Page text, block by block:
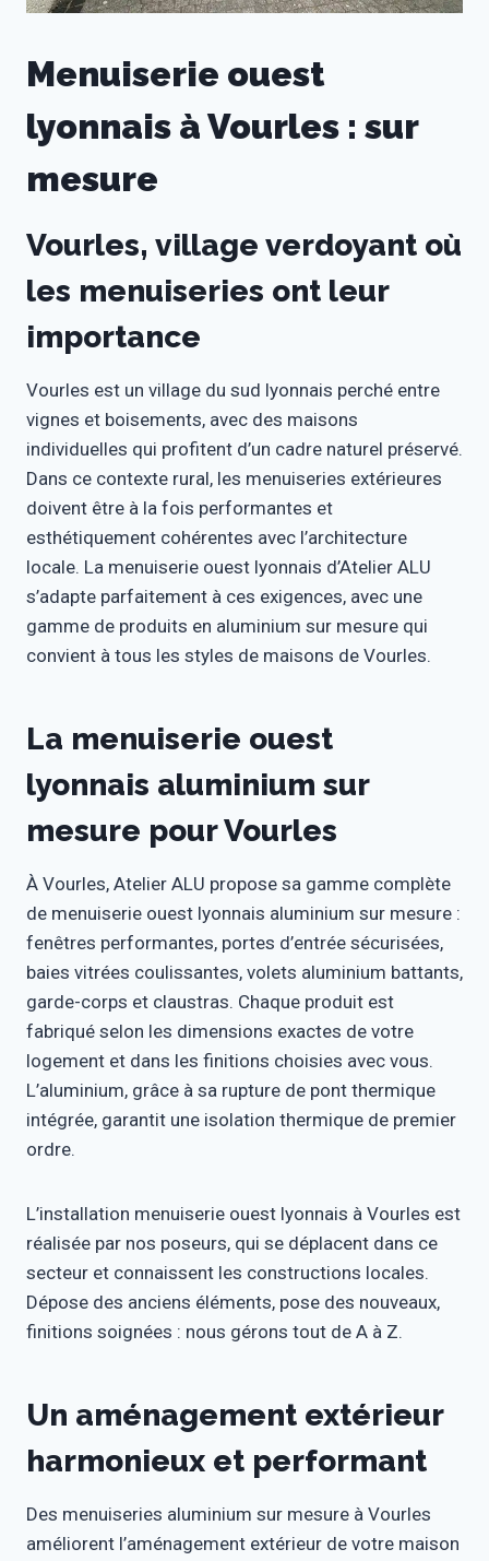
Menuiserie ouest
lyonnais à Vourles : sur
mesure
Vourles, village verdoyant où
les menuiseries ont leur
importance
Vourles est un village du sud lyonnais perché entre
vignes et boisements, avec des maisons
individuelles qui profitent d’un cadre naturel préservé.
Dans ce contexte rural, les menuiseries extérieures
doivent être à la fois performantes et
esthétiquement cohérentes avec l’architecture
locale. La menuiserie ouest lyonnais d’Atelier ALU
s’adapte parfaitement à ces exigences, avec une
gamme de produits en aluminium sur mesure qui
convient à tous les styles de maisons de Vourles.
La menuiserie ouest
lyonnais aluminium sur
mesure pour Vourles
À Vourles, Atelier ALU propose sa gamme complète
de menuiserie ouest lyonnais aluminium sur mesure :
fenêtres performantes, portes d’entrée sécurisées,
baies vitrées coulissantes, volets aluminium battants,
garde-corps et claustras. Chaque produit est
fabriqué selon les dimensions exactes de votre
logement et dans les finitions choisies avec vous.
L’aluminium, grâce à sa rupture de pont thermique
intégrée, garantit une isolation thermique de premier
ordre.
L’installation menuiserie ouest lyonnais à Vourles est
réalisée par nos poseurs, qui se déplacent dans ce
secteur et connaissent les constructions locales.
Dépose des anciens éléments, pose des nouveaux,
finitions soignées : nous gérons tout de A à Z.
Un aménagement extérieur
harmonieux et performant
Des menuiseries aluminium sur mesure à Vourles
améliorent l’aménagement extérieur de votre maison